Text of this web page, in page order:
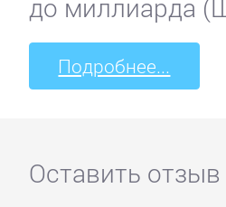
до миллиарда
Подробнее...
Оставить отзыв